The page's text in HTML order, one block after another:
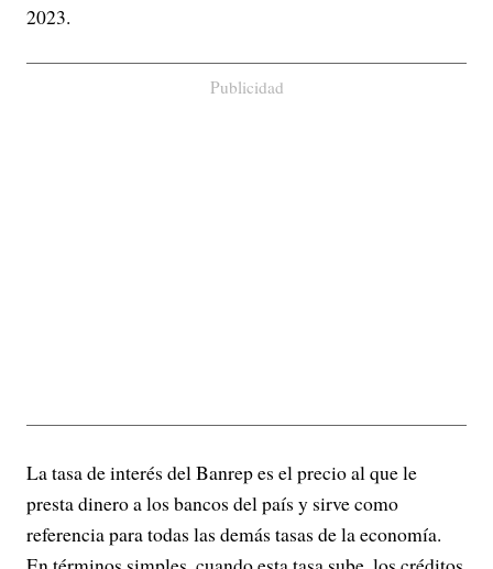
2023.
Publicidad
La tasa de interés del Banrep es el precio al que le
presta dinero a los bancos del país y sirve como
referencia para todas las demás tasas de la economía.